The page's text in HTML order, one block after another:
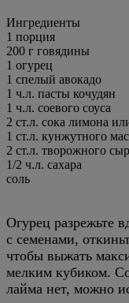
Ингредиенты
1 порция
200 г говядины
1 огурец
1 спелый авокадо
1 ч.л. пасты кочудян
1 ч.л. соевого соуса
2 ст.л. сока лимона
1 ст.л. кунжутного
2 ст.л. творожного
1/2 ч.л. сахара
соль
Огурец разрежьте
с семенами,
чтобы выжать
мелким кубиком.
лайма нет, можно